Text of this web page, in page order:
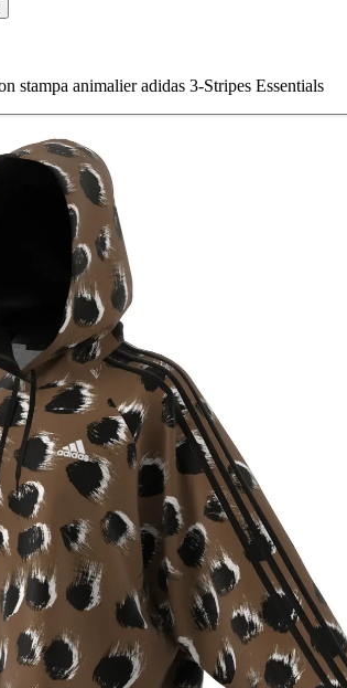
stampa animalier adidas 3-Stripes Essentials